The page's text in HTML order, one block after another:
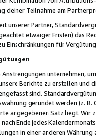
deiner Teilnahme am
unserer Partner,
etwaiger Fristen) das
Einschränkungen für
unternehmen,
Berichte zu erstellen und
sind.
gerundet werden (z.
angegebenen Satz liegt.
Ende jedes
in einer anderen